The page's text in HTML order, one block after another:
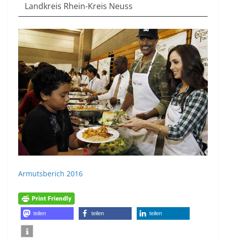
Landkreis Rhein-Kreis Neuss
Armutsberich 2016
teilen teilen teilen